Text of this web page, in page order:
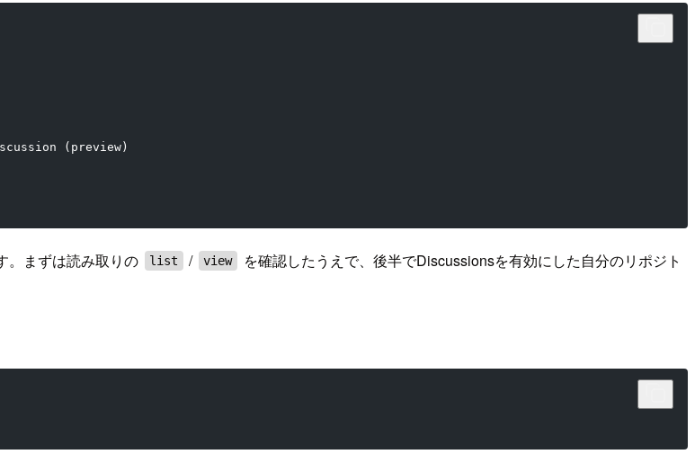
(preview)
。まずは読み取りの list / view
を確認したうえで、後半でDiscussionsを有効にした自分のリポジト